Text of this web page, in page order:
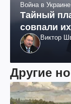
Война в Украине
Тайный
совпали
Виктор
Другие